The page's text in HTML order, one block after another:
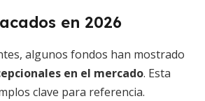
en 2026
algunos fondos han mostrado
en el mercado. Esta
clave para referencia.